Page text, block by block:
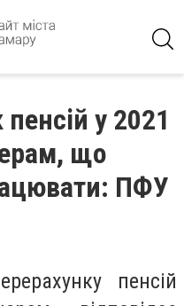
у 2021
що
ПФУ
пенсій